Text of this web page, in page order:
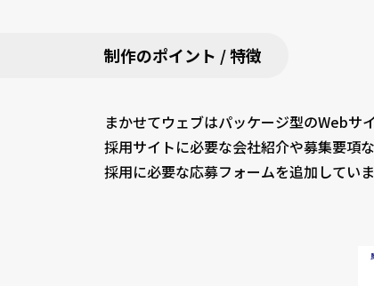
制作のポイント / 特徴
まかせてウェブはパッケージ型のWebサ
採用サイトに必要な会社紹介や募集要項
採用に必要な応募フォームを追加してい